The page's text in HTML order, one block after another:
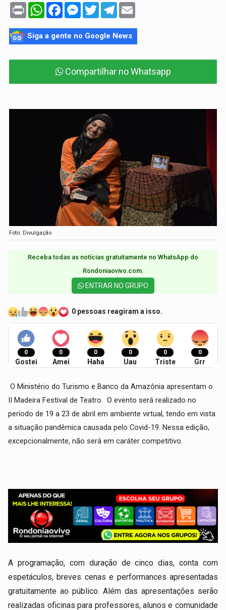
Print WhatsAppFacebookMessenger
TwitterTelegram
Siga a gente no Google News
Compartilhar no Whatsapp
Foto: Divulgação
Receba todas as notícias gratuitamente no WhatsApp do
Rondoniaovivo.com.​
ENTRAR NO GRUPO
0 pessoas reagiram a isso.
0
Gostei
0
Amei
0
Haha
0
Uau
0
Triste
0
Grr
O Ministério do Turismo e Banco da Amazônia apresentam o
II Madeira Festival de Teatro. O evento será realizado no
período de 19 a 23 de abril em ambiente virtual, tendo em vista
a situação pandêmica causada pelo Covid-19. Nessa edição,
excepcionalmente, não será em caráter competitivo.
A programação, com duração de cinco dias, conta com
espetáculos, breves cenas e performances apresentadas
gratuitamente ao público. Além das apresentações serão
realizadas oficinas para professores, alunos e comunidade